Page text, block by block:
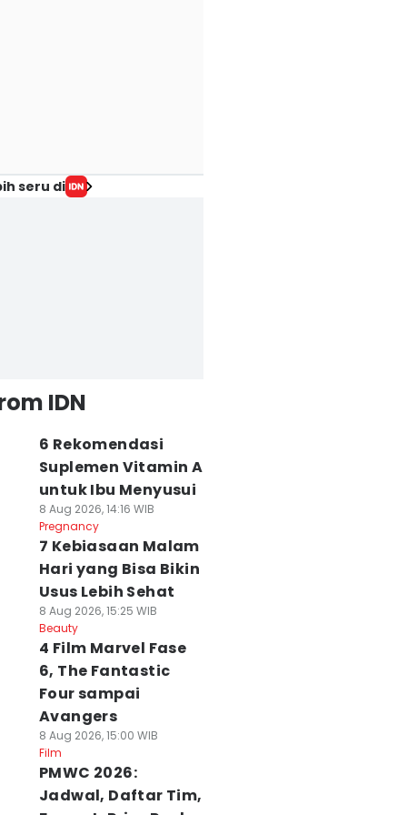
seru di
IDN
6 Rekomendasi
Suplemen Vitamin A
untuk Ibu Menyusui
8 Aug 2026, 14:16 WIB
Pregnancy
7 Kebiasaan Malam
Hari yang Bisa Bikin
Usus Lebih Sehat
8 Aug 2026, 15:25 WIB
Beauty
4 Film Marvel Fase
6, The Fantastic
Four sampai
Avangers
8 Aug 2026, 15:00 WIB
Film
PMWC 2026:
Jadwal, Daftar Tim,